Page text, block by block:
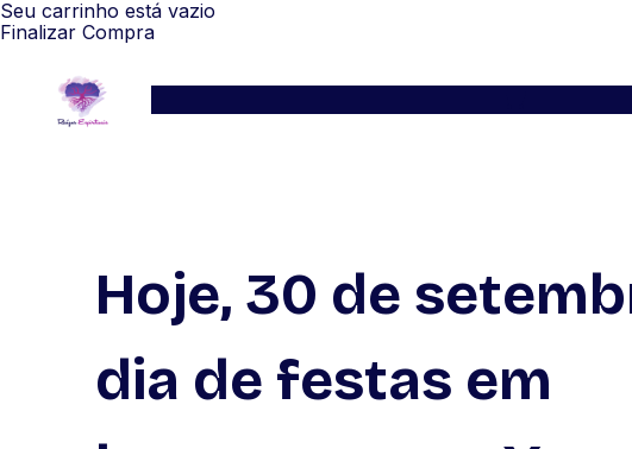
Seu carrinho está vazio
Finalizar Compra
Hoje, 30 de
dia de festas em